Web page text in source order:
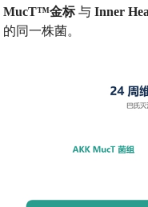
MucT™金标与Inner
的同一株菌。